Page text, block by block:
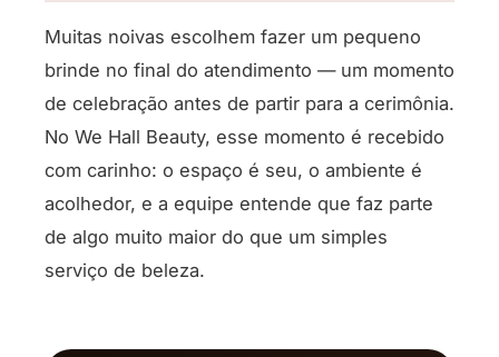
Muitas noivas escolhem fazer um pequeno
brinde no final do atendimento — um momento
de celebração antes de partir para a cerimônia.
No We Hall Beauty, esse momento é recebido
com carinho: o espaço é seu, o ambiente é
acolhedor, e a equipe entende que faz parte
de algo muito maior do que um simples
serviço de beleza.